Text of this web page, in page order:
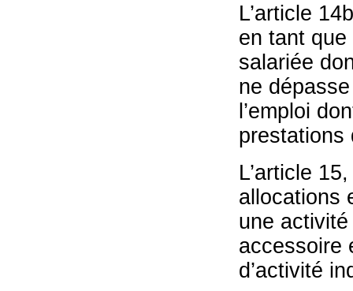
L’article
en tant que
salariée
ne
l’emploi
prestations
L’article
allocations
une
accessoire
d’activité